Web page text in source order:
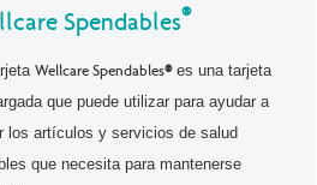
Spendables®
Wellcare Spendables®es una tarjeta
que puede utilizar para ayudar a
los artículos y servicios de salud
que necesita para mantenerse